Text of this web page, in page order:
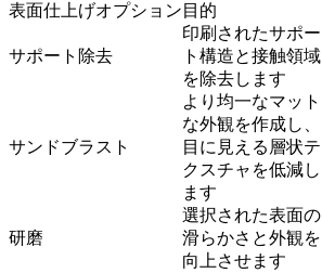
表面仕上げオプション 目的
サポート除去
印刷されたサポー
ト構造と接触領域
を除去します
サンドブラスト
より均一なマット
な外観を作成し、
目に見える層状テ
クスチャを低減し
ます
研磨
選択された表面の
滑らかさと外観を
向上させます